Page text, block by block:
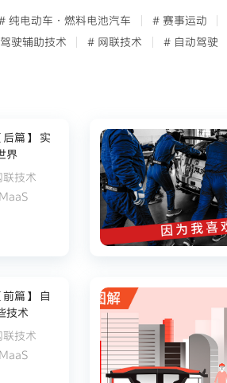
纯电动车·燃料电池汽车 # 赛事运动
驶辅助技术 # 网联技术 # 自动驾驶
篇】 实
界
联技术
篇】 自
技术
联技术